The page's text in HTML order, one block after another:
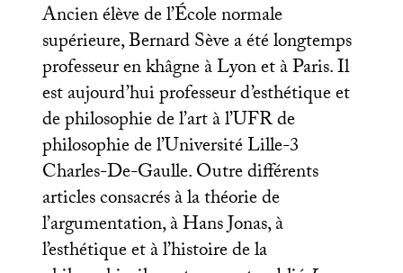
Ancien élève de l’École normale
supérieure, Bernard Sève a été longtemps
professeur en khâgne à Lyon et à Paris. Il
est aujourd’hui professeur d’esthétique et
de philosophie de l’art à l’UFRde
philosophie de l’Université Lille-3
Charles-De-Gaulle. Outre différents
articles consacrés à la théorie de
l’argumentation, à Hans Jonas, à
l’esthétique et à l’histoire de la